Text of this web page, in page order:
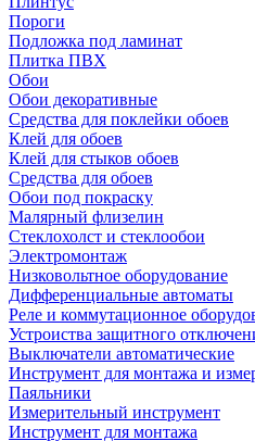
Пороги
Подложка под ламинат
Плитка ПВХ
Обои
Обои декоративные
Средства для поклейки обоев
Клей для обоев
Клей для стыков обоев
Средства для обоев
Обои под покраску
Малярный флизелин
Стеклохолст и стеклообои
Электромонтаж
Низковольтное оборудование
Дифференциальные автоматы
Реле и коммутационное
Устроиства защитного
Выключатели автоматические
Инструмент для монтажа и
Паяльники
Измерительный инструмент
Инструмент для монтажа